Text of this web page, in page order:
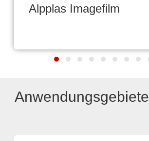
Alpplas Imagefilm
Anwendungsgebiete